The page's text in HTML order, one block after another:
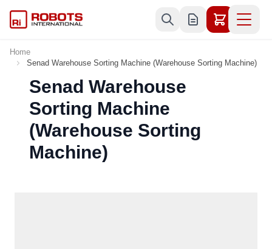
Home
Senad Warehouse Sorting Machine (Warehouse Sorting Machine)
Senad Warehouse
Sorting Machine
(Warehouse Sorting
Machine)